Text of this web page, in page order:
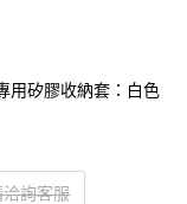
用矽膠收納套：白色
詢客服